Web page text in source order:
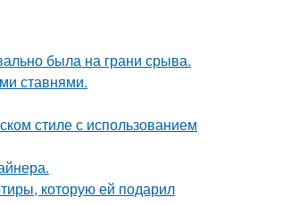
была на грани срыва.
ставнями.
стиле с использованием
которую ей подарил